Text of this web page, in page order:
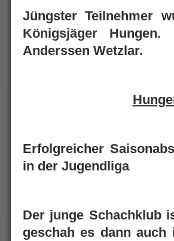
Jüngster Teilnehmer
Königsjäger
Anderssen Wetzlar.
Erfolgreicher
in der Jugendliga
Der junge Schachklub
geschah es dann